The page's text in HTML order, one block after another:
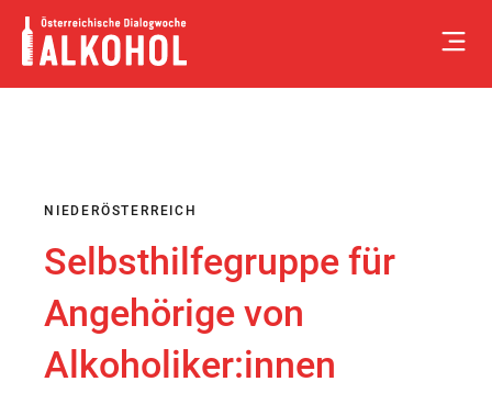
Skip
content
NIEDERÖSTERREICH
Selbsthilfegruppe für
Angehörige von
Alkoholiker:innen